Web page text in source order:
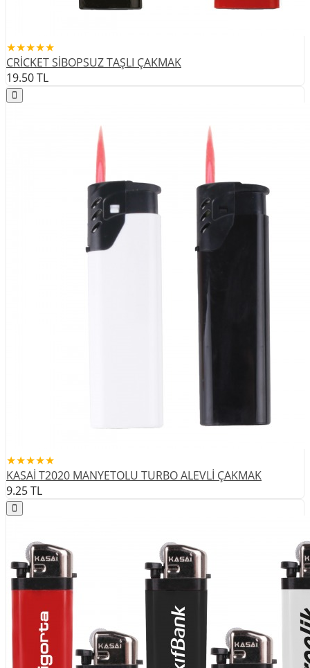
★★★★★
CRİCKET SİBOPSUZ TAŞLI ÇAKMAK
19.50TL
★★★★★
KASAİ T2020 MANYETOLU TURBO ALEVLİ ÇAKMAK
9.25TL